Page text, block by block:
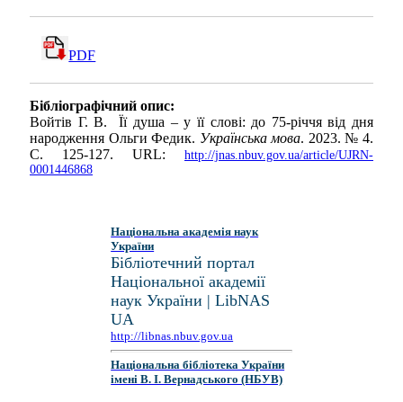
PDF
Бібліографічний опис:
Войтів Г. В. Її душа – у її слові: до 75-річчя від дня
народження Ольги Федик. Українська мова. 2023. № 4.
С. 125-127. URL: http://jnas.nbuv.gov.ua/article/UJRN-
0001446868
Національна академія наук
України
Бібліотечний портал
Національної академії
наук України | LibNAS
UA
http://libnas.nbuv.gov.ua
Національна бібліотека України
імені В. І. Вернадського (НБУВ)